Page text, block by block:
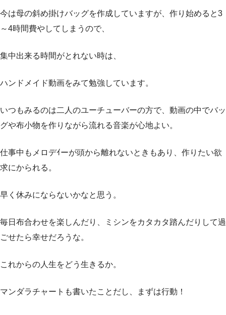
今は母の斜め掛けバッグを作成していますが、作り始めると3
～4時間費やしてしまうので、
集中出来る時間がとれない時は、
ハンドメイド動画をみて勉強しています。
いつもみるのは二人のユーチューバーの方で、動画の中でバッ
グや布小物を作りながら流れる音楽が心地よい。
仕事中もメロデｲーが頭から離れないときもあり、作りたい欲
求にかられる。
早く休みにならないかなと思う。
毎日布合わせを楽しんだり、ミシンをカタカタ踏んだりして過
ごせたら幸せだろうな。
これからの人生をどう生きるか。
マンダラチャートも書いたことだし、まずは行動！